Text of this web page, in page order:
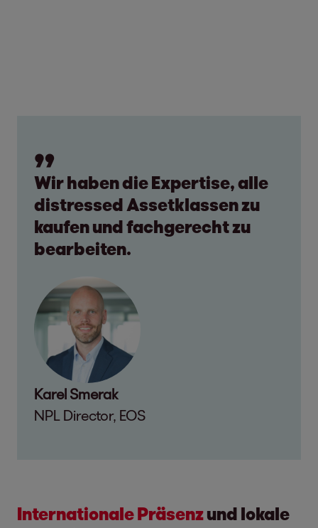
Wir haben die Expertise, alle
distressed Assetklassen zu
kaufen und fachgerecht zu
bearbeiten.
Karel Smerak
NPL Director, EOS
Internationale Präsenzund lokale